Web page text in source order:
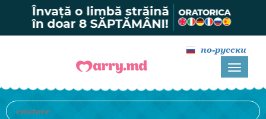
по-русски